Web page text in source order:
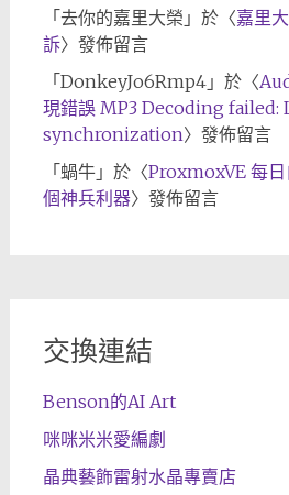
「 去你的嘉里大榮 」於〈嘉里
訴〉發佈留言
「 DonkeyJo6Rmp4」於〈
現錯誤 MP3 Decoding failed:
synchronization〉發佈留言
「 蝸牛」於〈ProxmoxVE 每
個神兵利器〉發佈留言
交換連結
Benson的AI Art
咪咪米米愛編劇
晶典藝飾雷射水晶專賣店